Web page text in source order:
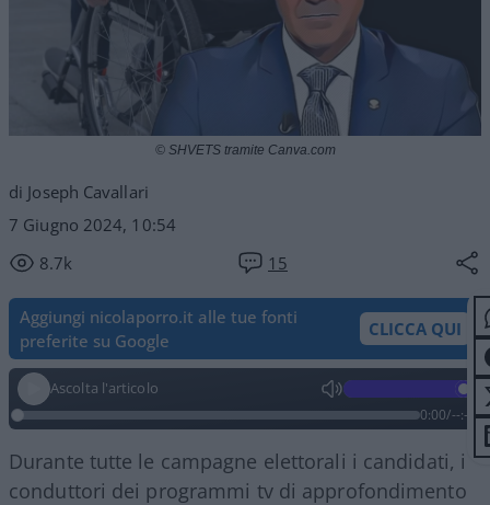
di Joseph Cavallari
7 Giugno 2024, 10:54
8.7k
15
© SHVETS tramite Canva.com
Aggiungi nicolaporro.it alle tue fonti
preferite su Google
CLICCA QUI
Ascolta l'articolo
0:00/--:--
Durante tutte le campagne elettorali i candidati, i
conduttori dei programmi tv di approfondimento